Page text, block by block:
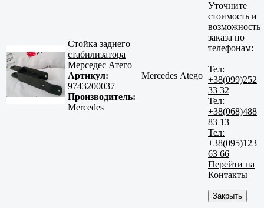
Стойка заднего
стабилизатора
Мерседес Атего
Артикул:
9743200037
Производитель:
Mercedes
Mercedes Atego
Уточните
стоимость и
возможность
заказа по
телефонам:
Тел:
+38(099)252
33 32
Тел:
+38(068)488
83 13
Тел:
+38(095)123
63 66
Перейти на
Контакты
Закрыть